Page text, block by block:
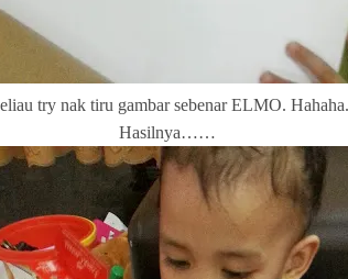
try nak tiru gambar sebenar ELMO.
Hasilnya……